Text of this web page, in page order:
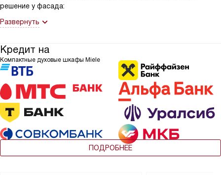
решение у фасада:
Развернуть
Кредит на
Компактные духовые шкафы Miele
ПОДРОБНЕЕ